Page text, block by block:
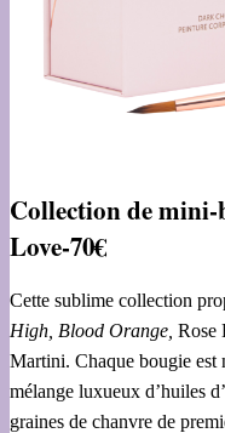
Collection de mini-
Love-70€
Cette sublime collection
High, Blood Orange, Rose
Martini. Chaque bougie est
mélange luxueux d’huiles
graines de chanvre de